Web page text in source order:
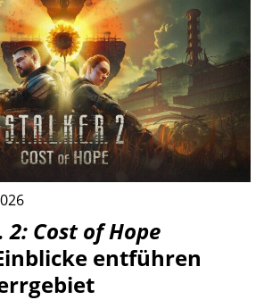
2: Cost of Hope
entführen